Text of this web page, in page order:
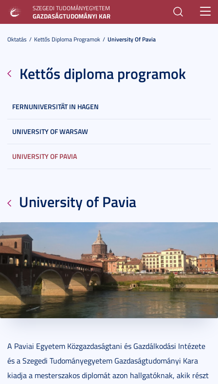
SZEGEDI TUDOMÁNYEGYETEM
GAZDASÁGTUDOMÁNYI KAR
Oktatás Kettős Diploma Programok University Of Pavia
Kettős diploma programok
FERNUNIVERSITÄT IN HAGEN
UNIVERSITY OF WARSAW
UNIVERSITY OF PAVIA
University of Pavia
A Paviai Egyetem Közgazdaságtani és Gazdálkodási Intézete
és a Szegedi Tudományegyetem Gazdaságtudományi Kara
kiadja a mesterszakos diplomát azon hallgatóknak, akik részt